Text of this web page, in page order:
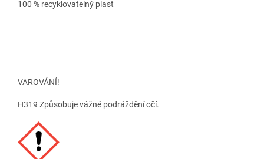
100 % recyklovatelný plast
VAROVÁNÍ!
H319 Způsobuje vážné podráždění očí.